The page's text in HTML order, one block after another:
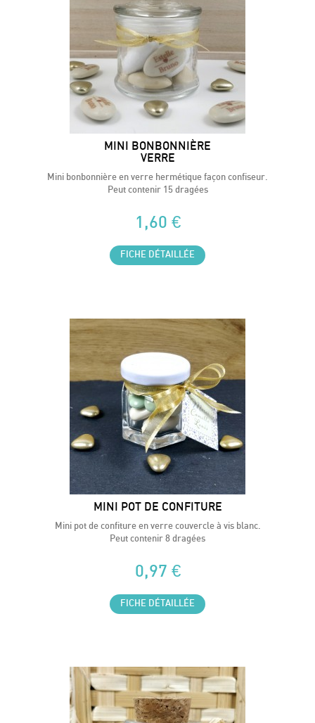
MINI BONBONNIÈRE
VERRE
Mini bonbonnière en verre hermétique façon confiseur.
Peut contenir 15 dragées
1,60 €
FICHE DÉTAILLÉE
MINI POT DE CONFITURE
Mini pot de confiture en verre couvercle à vis blanc.
Peut contenir 8 dragées
0,97 €
FICHE DÉTAILLÉE